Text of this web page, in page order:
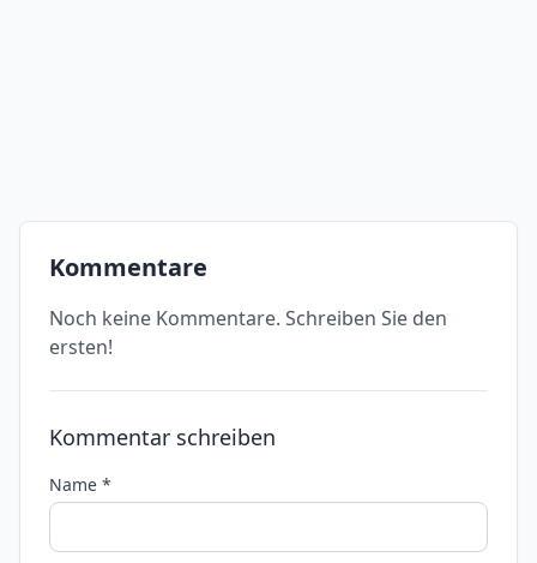
Kommentare
Noch keine Kommentare. Schreiben Sie den
ersten!
Kommentar schreiben
Name *